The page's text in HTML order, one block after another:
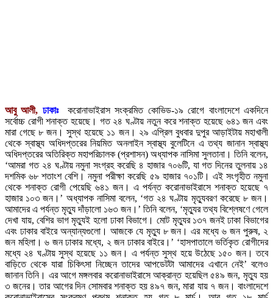
আবু আলী, ঢাকাঃকরোনাভাইরাস সংক্রমিত কোভিড-১৯ রোগে বাংলাদেশে একদিনে
সর্বোচ্চ রোগী শনাক্ত হয়েছে। গত ২৪ ঘণ্টায় নতুন করে শনাক্ত হয়েছে ৬৪১ জন এবং
মারা গেছে ৮ জন। সুস্থ হয়েছে ১১ জন। ২৯ এপ্রিল বুধবার দুপুর আড়াইটায় মহাখালী
থেকে স্বাস্থ্য অধিদপ্তরের নিয়মিত অনলাইন স্বাস্থ্য বুলেটিনে এ তথ্য জানান স্বাস্থ্য
অধিদপ্তরের অতিরিক্ত মহাপরিচালক (প্রশাসন) অধ্যাপক নাসিমা সুলতানা। তিনি বলেন,
‘আমরা গত ২৪ ঘণ্টায় নমুনা সংগ্রহ করেছি ৪ হাজার ৭০৬টি, যা গত দিনের তুলনায় ১৪
দশমিক ৬৮ শতাংশ বেশি। নমুনা পরীক্ষা করেছি ৫৯ হাজার ৭০১টি। এই সংগৃহীত নমুনা
থেকে শনাক্ত রোগী পেয়েছি ৬৪১ জন। এ পর্যন্ত করোনাভাইরাসে শনাক্ত হয়েছে ৭
হাজার ১০৩ জন।’ অধ্যাপক নাসিমা বলেন, ‘গত ২৪ ঘণ্টায় মৃত্যুবরণ করেছে ৮ জন।
আমাদের এ পর্যন্ত মৃত্যু দাঁড়ালো ১৬৩ জন।’ তিনি বলেন, ‘মৃত্যুর তথ্য বিশ্লেষণে গেলে
দেখা যায়, বেশির ভাগ মৃত্যুই হলো ঢাকা বিভাগে। মোট মৃত্যুর ১৩৭ জনই ঢাকা বিভাগের
এবং ঢাকার বাইরে অন্যান্যগুলো। আজকে যে মৃত্যু ৮ জন। এর মধ্যে ৬ জন পুরুষ, ২
জন মহিলা। ৬ জন ঢাকার মধ্যে, ২ জন ঢাকার বাইরে।’ ‘হাসপাতালে ভর্তিকৃত রোগীদের
মধ্যে ২৪ ঘণ্টায় সুস্থ হয়েছে ১১ জন। এ পর্যন্ত সুস্থ হয়ে উঠেছে ১৫০ জন। তবে
বাড়িতে থেকে যারা চিকিৎসা নিচ্ছেন তাদের আপডেটটা আমাদের এখানে নেই’ বলেও
জানান তিনি। এর আগে মঙ্গলবার করোনাভাইরাসে আক্রান্ত হয়েছিল ৫৪৯ জন, মৃত্যু হয়
৩ জনের। তার আগের দিন সোমবার শনাক্ত হয় ৪৯৭ জন, মারা যায় ৭ জন। বাংলাদেশে